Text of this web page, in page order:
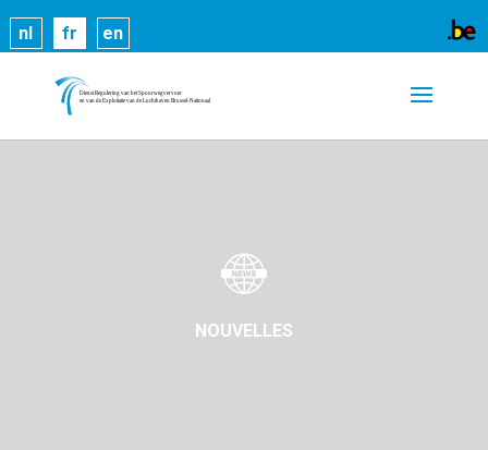
nl fr en
NOUVELLES
Les cookies nous permettent de vous proposer nos
services plus facilement. En utilisant nos services,
vous nous donnez expressément votre accord pour
exploiter ces cookies.